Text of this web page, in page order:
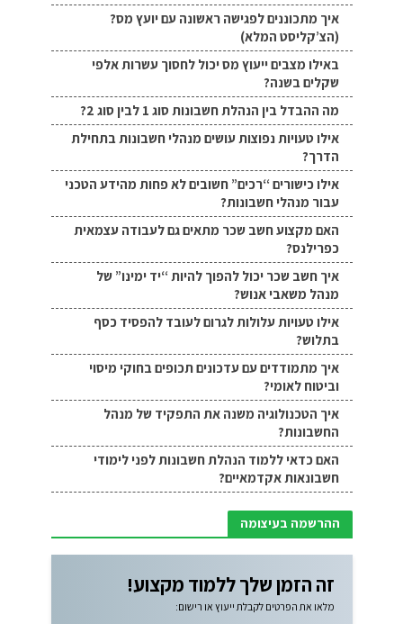
איך מתכוננים לפגישה ראשונה עם יועץ מס?
(הצ’קליסט המלא)
באילו מצבים ייעוץ מס יכול לחסוך עשרות אלפי
שקלים בשנה?
מה ההבדל בין הנהלת חשבונות סוג 1 לבין סוג 2?
אילו טעויות נפוצות עושים מנהלי חשבונות בתחילת
הדרך?
אילו כישורים “רכים” חשובים לא פחות מהידע הטכני
עבור מנהלי חשבונות?
האם מקצוע חשב שכר מתאים גם לעבודה עצמאית
כפרילנס?
איך חשב שכר יכול להפוך להיות “יד ימינו” של
מנהל משאבי אנוש?
אילו טעויות עלולות לגרום לעובד להפסיד כסף
בתלוש?
איך מתמודדים עם עדכונים תכופים בחוקי מיסוי
וביטוח לאומי?
איך הטכנולוגיה משנה את התפקיד של מנהל
החשבונות?
האם כדאי ללמוד הנהלת חשבונות לפני לימודי
חשבונאות אקדמאיים?
ההרשמה בעיצומה
זה הזמן שלך ללמוד מקצוע!
מלאו את הפרטים לקבלת ייעוץ או רישום: